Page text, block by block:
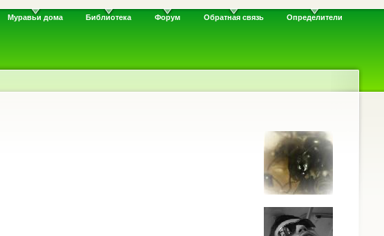
Муравьи дома Библиотека Форум Обратная связь Определители